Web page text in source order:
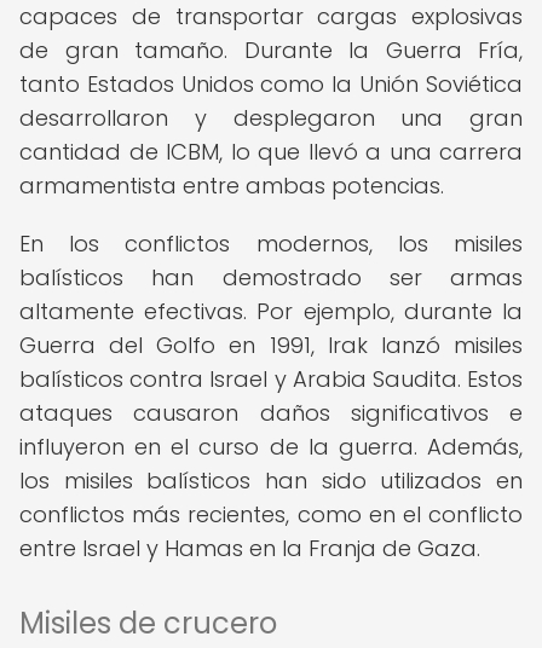
capaces de transportar cargas explosivas
de gran tamaño. Durante la Guerra Fría,
tanto Estados Unidos como la Unión Soviética
desarrollaron y desplegaron una gran
cantidad de ICBM, lo que llevó a una carrera
armamentista entre ambas potencias.
En los conflictos modernos, los misiles
balísticos han demostrado ser armas
altamente efectivas. Por ejemplo, durante la
Guerra del Golfo en 1991, Irak lanzó misiles
balísticos contra Israel y Arabia Saudita. Estos
ataques causaron daños significativos e
influyeron en el curso de la guerra. Además,
los misiles balísticos han sido utilizados en
conflictos más recientes, como en el conflicto
entre Israel y Hamas en la Franja de Gaza.
Misiles de crucero